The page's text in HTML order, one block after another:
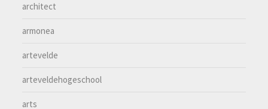
architect
armonea
artevelde
arteveldehogeschool
arts